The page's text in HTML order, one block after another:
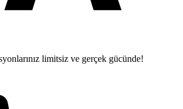
limitsiz ve gerçek gücünde!